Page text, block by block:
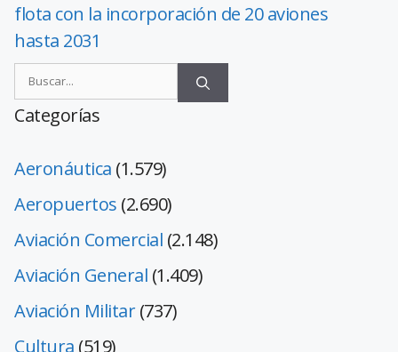
flota con la incorporación de 20 aviones
hasta 2031
Categorías
Aeronáutica (1.579)
Aeropuertos (2.690)
Aviación Comercial (2.148)
Aviación General (1.409)
Aviación Militar(737)
Cultura (519)